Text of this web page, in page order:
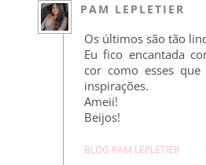
PAM LEPLETIER
Os últimos são tão
Eu fico encantada
cor como esses
inspirações.
Ameii!
Beijos!
BLOG PAM LEPLETIER